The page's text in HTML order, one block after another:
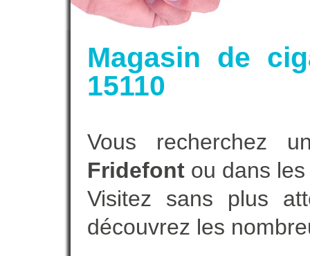
Magasin de
15110
Vous recherchez
Fridefontou dans les
Visitez sans plus
découvrez les